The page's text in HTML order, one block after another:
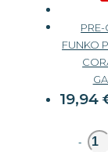
FUNKO
19,94
-